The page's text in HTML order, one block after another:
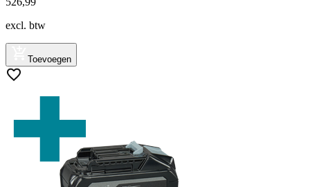
excl. btw
Toevoegen